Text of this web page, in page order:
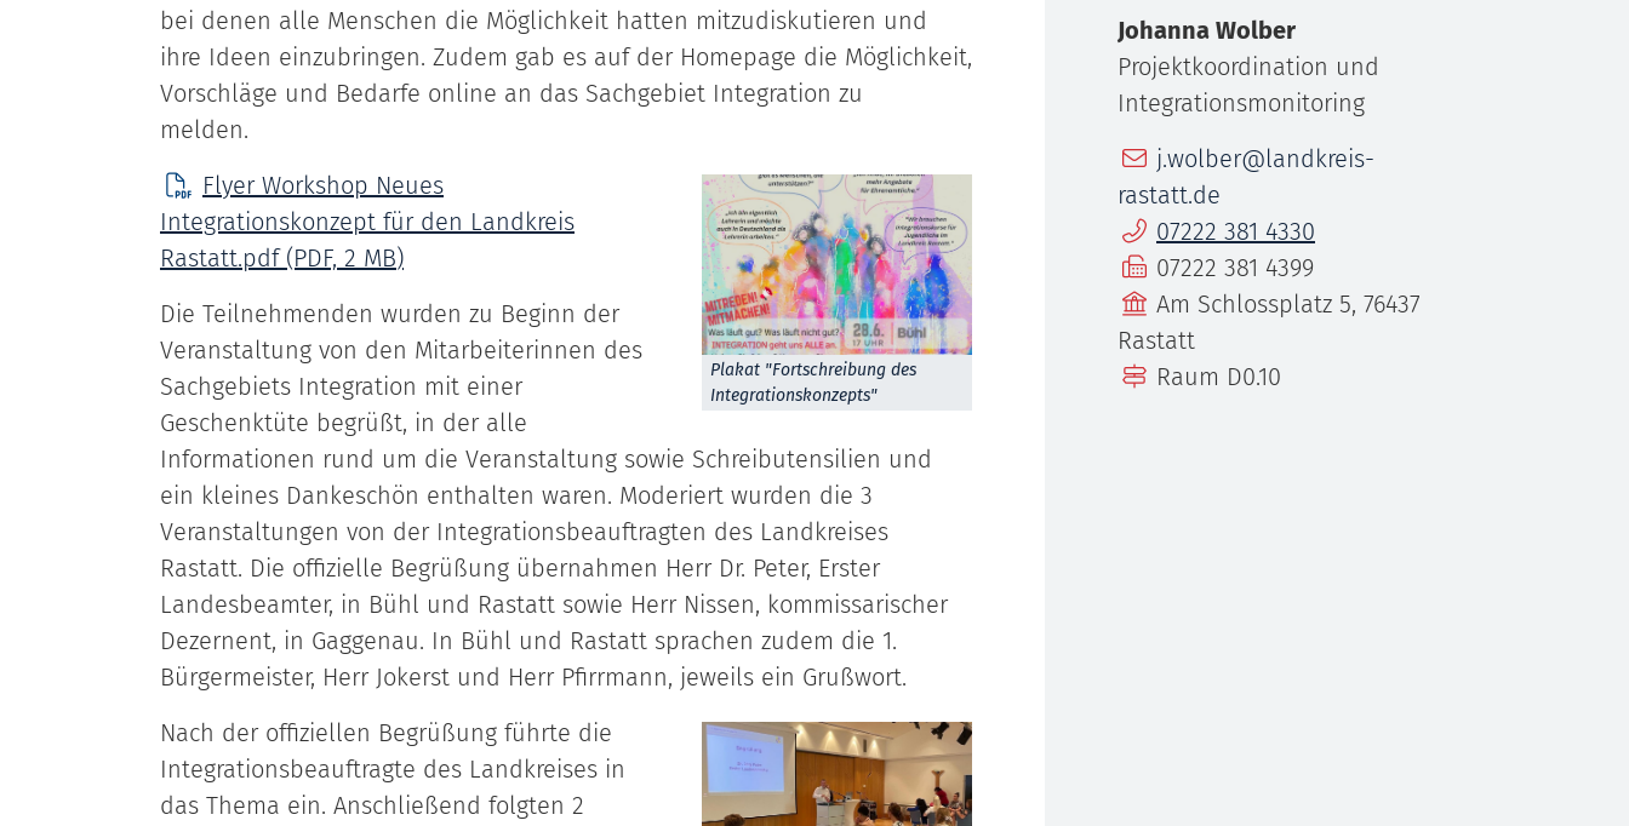
bei denen alle Menschen die Möglichkeit hatten mitzudiskutieren und
ihre Ideen einzubringen. Zudem gab es auf der Homepage die Möglichkeit,
Vorschläge und Bedarfe online an das Sachgebiet Integration zu
melden.
Plakat "Fortschreibung des
Integrationskonzepts"
Flyer Workshop Neues
Integrationskonzept für den Landkreis
Rastatt.pdf(PDF, 2 MB)
Die Teilnehmenden wurden zu Beginn der
Veranstaltung von den Mitarbeiterinnen des
Sachgebiets Integration mit einer
Geschenktüte begrüßt, in der alle
Informationen rund um die Veranstaltung sowie Schreibutensilien und
ein kleines Dankeschön enthalten waren. Moderiert wurden die 3
Veranstaltungen von der Integrationsbeauftragten des Landkreises
Rastatt. Die offizielle Begrüßung übernahmen Herr Dr. Peter, Erster
Landesbeamter, in Bühl und Rastatt sowie Herr Nissen, kommissarischer
Dezernent, in Gaggenau. In Bühl und Rastatt sprachen zudem die 1.
Bürgermeister, Herr Jokerst und Herr Pfirrmann, jeweils ein Grußwort.
Nach der offiziellen Begrüßung führte die
Integrationsbeauftragte des Landkreises in
das Thema ein. Anschließend folgten 2
Johanna Wolber
Projektkoordination und
Integrationsmonitoring
E-Mailj.wolber@landkreis-
rastatt.de
Telefon07222 381 4330
Fax 07222 381 4399
Gebäude
Am Schlossplatz 5, 76437
Rastatt
Raum D0.10